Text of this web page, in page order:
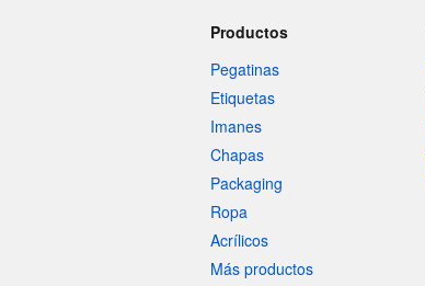
Productos
Pegatinas
Etiquetas
Imanes
Chapas
Packaging
Ropa
Acrílicos
Más productos